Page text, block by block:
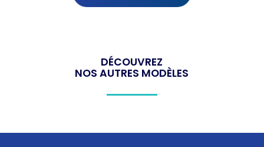
DÉCOUVREZ
NOS AUTRES MODÈLES